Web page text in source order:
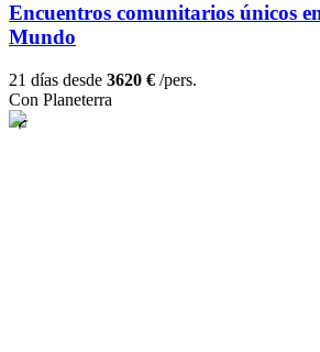
Encuentros comunitarios únicos
Mundo
21 días desde 3620 € /pers.
Con Planeterra